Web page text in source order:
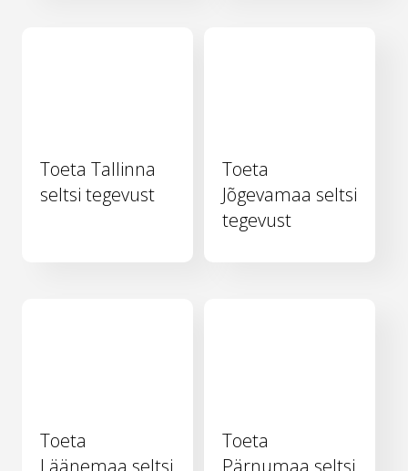
Toeta Tallinna
seltsi tegevust
Toeta
Jõgevamaa seltsi
tegevust
Toeta
Toeta